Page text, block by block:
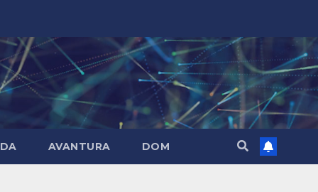
AVANTURA DOM